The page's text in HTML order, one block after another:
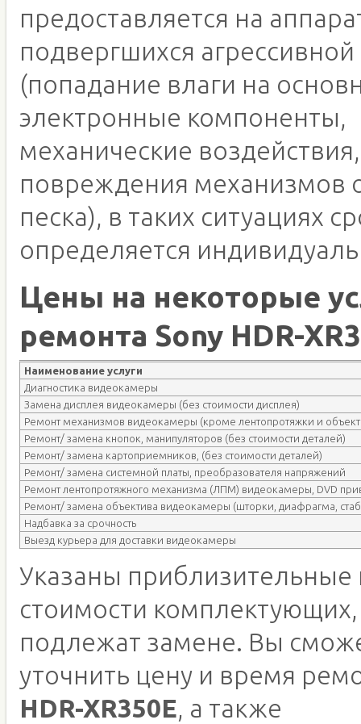
предоставляется на
подвергшихся
(попадание влаги на
электронные компоненты,
механические воздействия,
повреждения механизмов
песка), в таких ситуациях
определяется
Цены на некоторые
ремонта Sony HDR-
Наименование услуги
Диагностика видеокамеры
Замена дисплея видеокамеры (без стоимости дисплея)
Ремонт механизмов видеокамеры (кроме лентопротяжки и
Ремонт/ замена кнопок, манипуляторов (без стоимости деталей)
Ремонт/ замена картоприемников, (без стоимости деталей)
Ремонт/ замена системной платы, преобразователя напряжений
Ремонт лентопротяжного механизма (ЛПМ) видеокамеры, DVD
Ремонт/ замена объектива видеокамеры (шторки, диафрагма,
Надбавка за срочность
Выезд курьера для доставки видеокамеры
Указаны приблизительные
стоимости
подлежат замене. Вы
уточнить цену и время
HDR-XR350E, а также